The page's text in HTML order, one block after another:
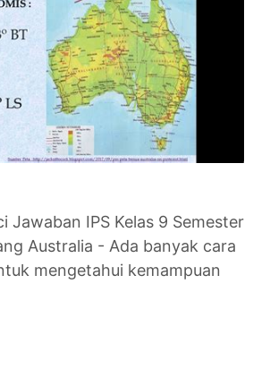
Jawaban IPS Kelas 9 Semester
Australia - Ada banyak cara
mengetahui kemampuan